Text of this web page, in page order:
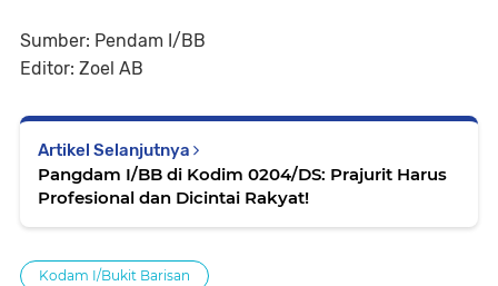
Sumber: Pendam I/BB
Editor: Zoel AB
Artikel Selanjutnya
Pangdam I/BB di Kodim 0204/DS: Prajurit Harus
Profesional dan Dicintai Rakyat!
Kodam I/Bukit Barisan